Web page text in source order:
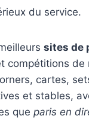
du service.
sites de
compétitions de
cartes,
et stables,
que paris en